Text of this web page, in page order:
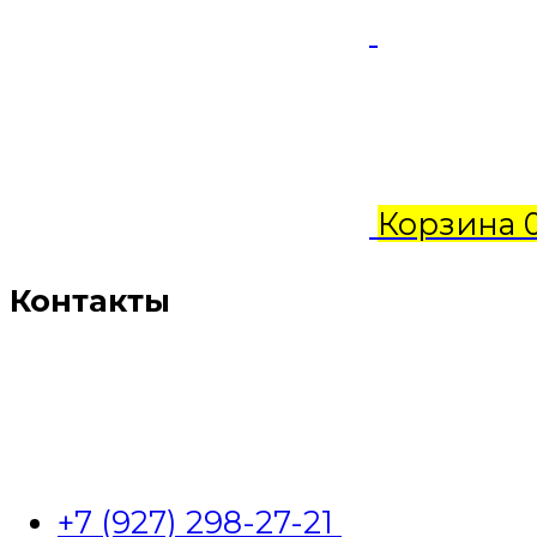
Корзина
Контакты
+7 (927) 298-27-21